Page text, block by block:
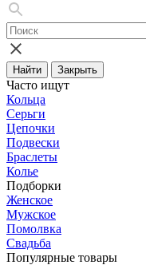
Найти Закрыть
Часто ищут
Кольца
Серьги
Цепочки
Подвески
Браслеты
Колье
Подборки
Женское
Мужское
Помолвка
Свадьба
Популярные товары